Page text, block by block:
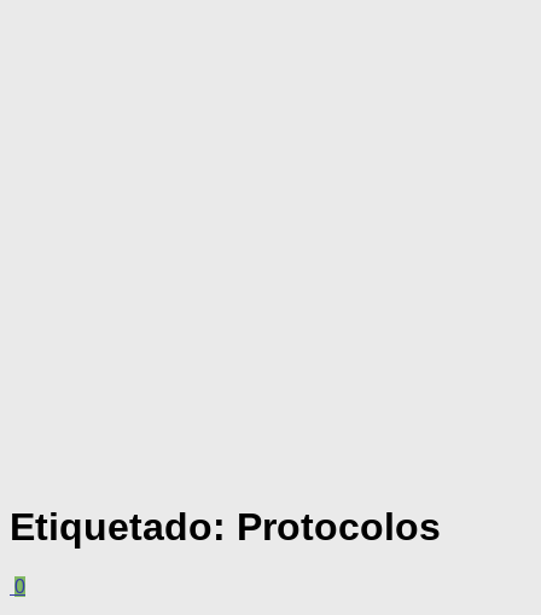
Etiquetado: Protocolos
0